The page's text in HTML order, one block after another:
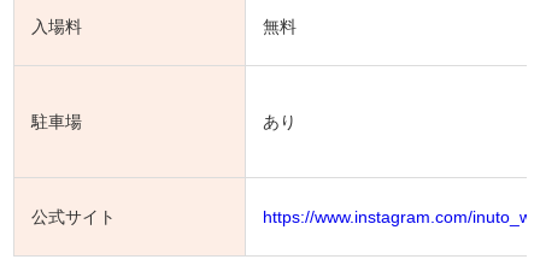
入場料 無料
駐車場 あり
公式サイト https://www.instagram.com/